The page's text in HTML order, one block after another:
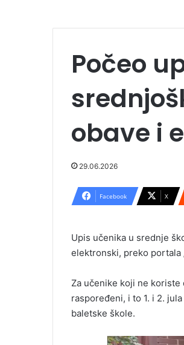
Počeo
obave i
29.06.2026
Facebook X
Upis učenika u srednje
elektronski, preko portala
Za učenike koji ne
raspoređeni, i to 1. i 2.
baletske škole.